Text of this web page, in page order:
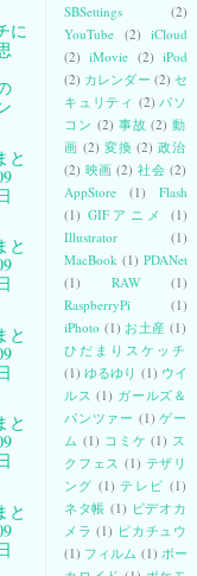
に
と
と
と
と
と
SBSettings
(2)
YouTube (2) iCloud
(2) iMovie (2) iPod
(2) カレンダー (2) セ
キュリティ (2) パソ
コン (2) 事故 (2) 動
画 (2) 変換 (2) 政治
(2) 映画 (2) 社会 (2)
AppStore
(1)
Flash
(1) GIFアニメ
(1)
Illustrator
(1)
MacBook (1) PDANet
(1)
RAW
(1)
RaspberryPi
(1)
iPhoto (1) お土産 (1)
ひだまりスケッチ
(1) ゆるゆり (1) ウイ
ルス (1) ガールズ＆
パンツァー (1) ゲー
ム (1) コミケ (1) ス
クフェス (1) テザリ
ング (1) テレビ (1)
ネタ帳 (1) ビデオカ
メラ (1) ピカチュウ
(1) フィルム (1) ボー